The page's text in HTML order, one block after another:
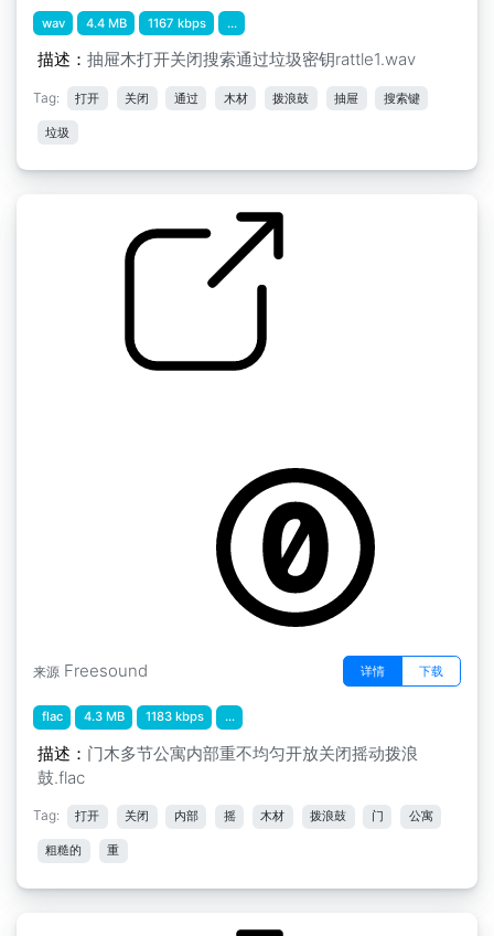
wav 4.4 MB 1167 kbps ...
描述： 抽屉木打开关闭搜索通过垃圾密钥rattle1.wav
Tag: 打开 关闭 通过 木材 拨浪鼓 抽屉 搜索键
垃圾
来源 Freesound 详情 下载
flac 4.3 MB 1183 kbps ...
描述： 门木多节公寓内部重不均匀开放关闭摇动拨浪
鼓.flac
Tag: 打开 关闭 内部 摇 木材 拨浪鼓 门 公寓
粗糙的 重